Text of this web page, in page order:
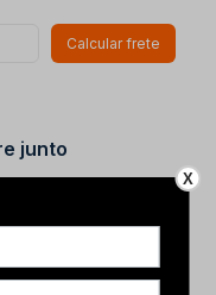
Calcular frete
junto
X